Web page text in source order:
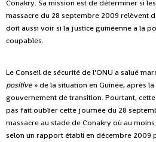
Conakry. Sa mission est de déterminer si
massacre du 28 septembre 2009 relèvent
doit aussi voir si la justice guinéenne a la
coupables.
Le Conseil de sécurité de l'ONU a salué
positive » de la situation en Guinée, après
gouvernement de transition. Pourtant,
pas fait oublier cette journée du 28
massacre au stade de Conakry où au
selon un rapport établi en décembre 2009